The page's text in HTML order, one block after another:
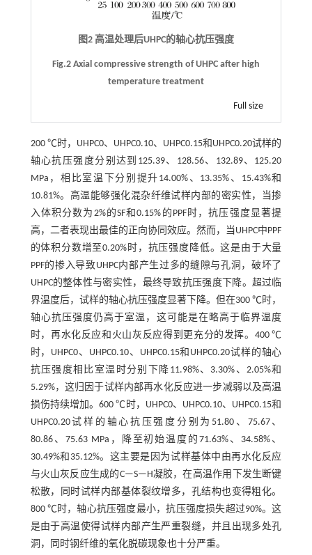
图2 高温处理后UHPC的轴心抗压强度
Fig.2 Axial compressive strength of UHPC after high
temperature treatment
Full size
200 ℃时，UHPC0、UHPC0.10、UHPC0.15和UHPC0.20试样的
轴心抗压强度分别达到125.39、128.56、132.89、125.20
MPa，相比室温下分别提升14.00%、13.35%、15.43%和
10.81%。高温能够强化混杂纤维试样内部的密实性，当掺
入体积分数为2%的SF和0.15%的PPF时，抗压强度显著提
高，二者表现出最佳的正向协同效应。然而，当UHPC中PPF
的体积分数增至0.20%时，抗压强度降低。这是由于大量
PPF的掺入导致UHPC内部产生过多的缝隙与孔洞，破坏了
UHPC的整体性与密实性，最终导致抗压强度下降。超过临
界温度后，试样的轴心抗压强度显著下降。但在300 ℃时，
轴心抗压强度仍高于室温，这可能是在略高于临界温度
时，再水化反应和火山灰反应得到更充分的发挥。400 ℃
时，UHPC0、UHPC0.10、UHPC0.15和UHPC0.20试样的轴心
抗压强度相比室温时分别下降11.98%、3.30%、2.05%和
5.29%，这归因于试样内部再水化反应进一步减弱以及高温
损伤持续增加。600 ℃时，UHPC0、UHPC0.10、UHPC0.15和
UHPC0.20试样的轴心抗压强度分别为51.80、75.67、
80.86、75.63 MPa，降至初始温度的71.63%、34.58%、
30.49%和35.12%。这主要是因为试样基体中由再水化反应
与火山灰反应生成的C—S—H凝胶，在高温作用下发生断键
松散，同时试样内部基体裂纹增多，孔结构也变得粗化。
800 ℃时，轴心抗压强度最小，抗压强度损失超过90%。这
是由于高温使得试样内部产生严重裂缝，并且出现多处孔
洞，同时钢纤维的氧化脱碳现象也十分严重。